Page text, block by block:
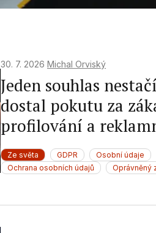
30. 7. 2026 Michal Orviský
Jeden souhlas
dostal pokutu za
profilování a
Ze světa GDPR
Osobní údaje
Ochrana osobních údajů
Oprávněný